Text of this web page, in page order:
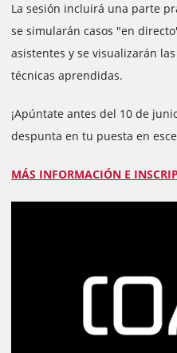
La sesión incluirá una parte
se simularán casos "en
asistentes y se visualizarán
técnicas aprendidas.
¡Apúntate antes del 10 de
despunta en tu puesta en
MÁS INFORMACIÓN E